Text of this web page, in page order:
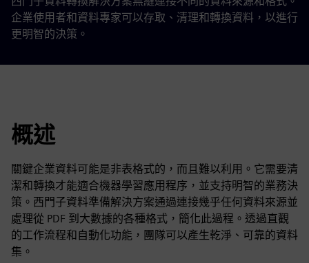
企業使用者和資料專家可以存取、清理和轉換資料，以進行
更明智的決策。
概述
關鍵企業資料可能是非表格式的，而且難以利用。它需要清
潔和轉換才能適合機器學習應用程序，並支持明智的業務決
策。西門子資料準備解決方案通過連接幾乎任何資料來源並
處理從 PDF 到大數據的各種格式，簡化此過程。透過直觀
的工作流程和自動化功能，團隊可以產生乾淨、可靠的資料
集。